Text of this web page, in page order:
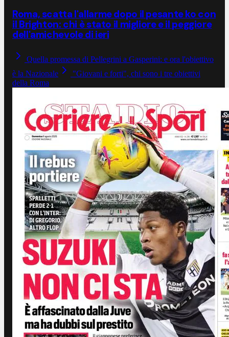
Roma, scatta l'allarme dopo il pesante ko con
il Brighton: chi è stato il migliore e il peggiore
dell'amichevole di ieri
Quella promessa di Pellegrini a Gasperini: e ora l'obiettivo
è la Nazionale
"Giovani e forti", chi sono i tre obiettivi
della Roma